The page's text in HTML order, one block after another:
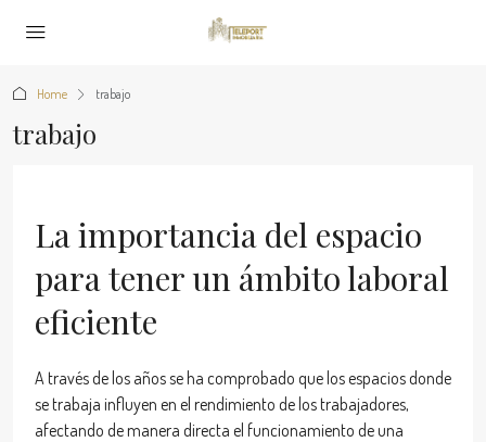
Home trabajo
trabajo
La importancia del espacio
para tener un ámbito laboral
eficiente
A través de los años se ha comprobado que los espacios donde
se trabaja influyen en el rendimiento de los trabajadores,
afectando de manera directa el funcionamiento de una